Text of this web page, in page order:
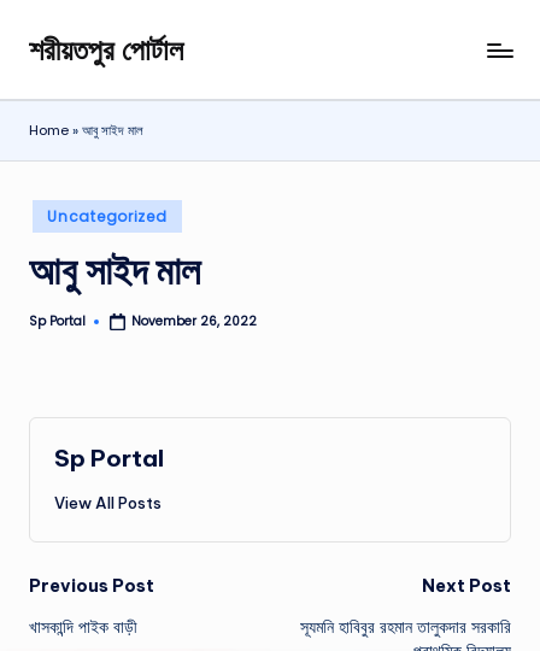
Skip
content
শরীয়তপুর পোর্টাল
শরীয়তপুর
জেলা
বিষয়ক
পোর্টাল
Home»আবু সাইদ মাল
Posted
in
Uncategorized
আবু সাইদ মাল
Posted
Sp Portal November 26, 2022
Sp Portal
View All Posts
Post
Previous Post
খাসকান্দি পাইক বাড়ী
Next Post
সূযমনি হাবিবুর রহমান তালুকদার সরকারি